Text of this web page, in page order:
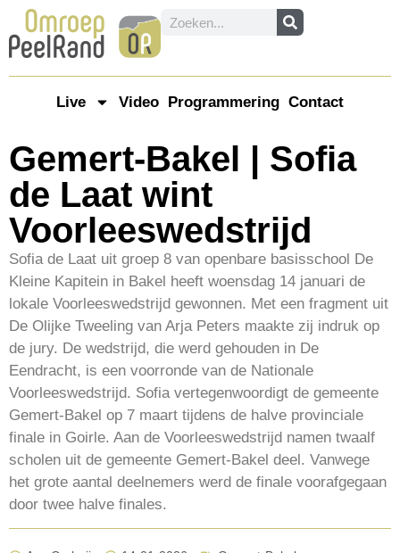
Live Video Programmering Contact
Gemert-Bakel | Sofia
de Laat wint
Voorleeswedstrijd
Sofia de Laat uit groep 8 van openbare basisschool De
Kleine Kapitein in Bakel heeft woensdag 14 januari de
lokale Voorleeswedstrijd gewonnen. Met een fragment uit
De Olijke Tweeling van Arja Peters maakte zij indruk op
de jury. De wedstrijd, die werd gehouden in De
Eendracht, is een voorronde van de Nationale
Voorleeswedstrijd. Sofia vertegenwoordigt de gemeente
Gemert-Bakel op 7 maart tijdens de halve provinciale
finale in Goirle. Aan de Voorleeswedstrijd namen twaalf
scholen uit de gemeente Gemert-Bakel deel. Vanwege
het grote aantal deelnemers werd de finale voorafgegaan
door twee halve finales.